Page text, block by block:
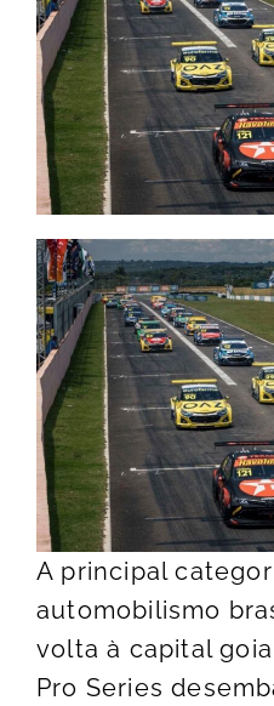
A principal
automobilismo
volta à capital
Pro Series